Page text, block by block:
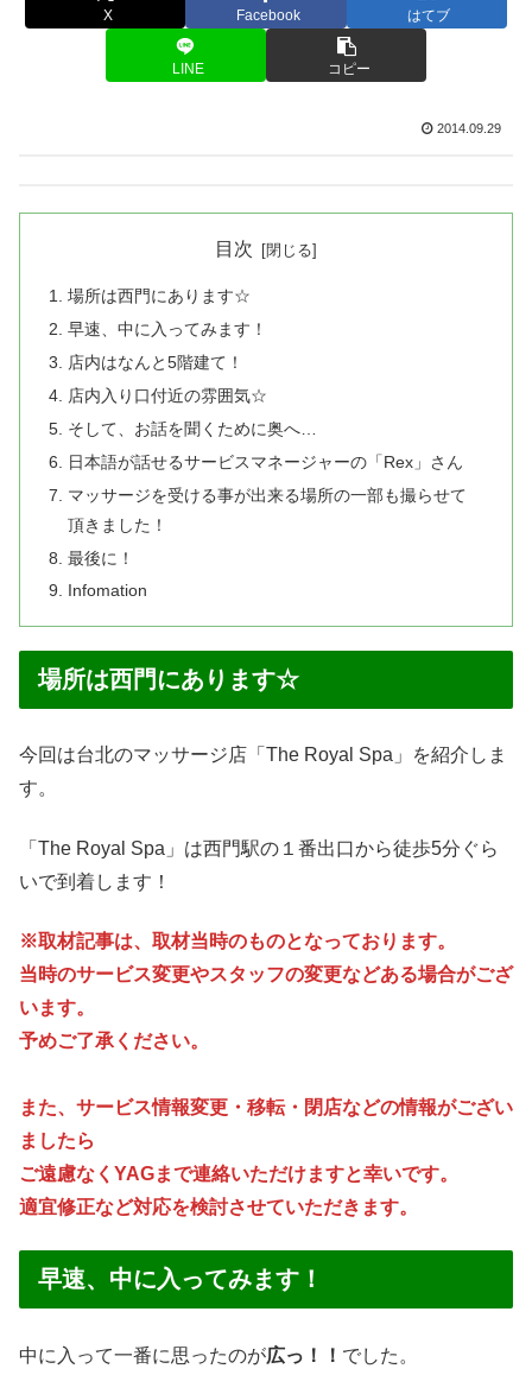
X Facebook はてブ
LINE コピー
2014.09.29
目次
場所は西門にあります☆
早速、中に入ってみます！
店内はなんと5階建て！
店内入り口付近の雰囲気☆
そして、お話を聞くために奥へ…
日本語が話せるサービスマネージャーの「Rex」さん
マッサージを受ける事が出来る場所の一部も撮らせて
頂きました！
最後に！
Infomation
場所は西門にあります☆
今回は台北のマッサージ店「The Royal Spa」を紹介しま
す。
「The Royal Spa」は西門駅の１番出口から徒歩5分ぐら
いで到着します！
※取材記事は、取材当時のものとなっております。
当時のサービス変更やスタッフの変更などある場合がござ
います。
予めご了承ください。
また、サービス情報変更・移転・閉店などの情報がござい
ましたら
ご遠慮なくYAGまで連絡いただけますと幸いです。
適宜修正など対応を検討させていただきます。
早速、中に入ってみます！
中に入って一番に思ったのが広っ！！ でした。